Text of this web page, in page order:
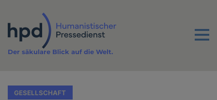
Inhalt
Menu
Der säkulare Blick auf die Welt.
GESELLSCHAFT